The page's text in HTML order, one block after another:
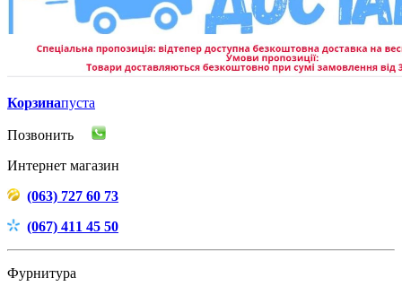
Корзинапуста
Позвонить
Интернет магазин
(063) 727 60 73
(067) 411 45 50
Фурнитура